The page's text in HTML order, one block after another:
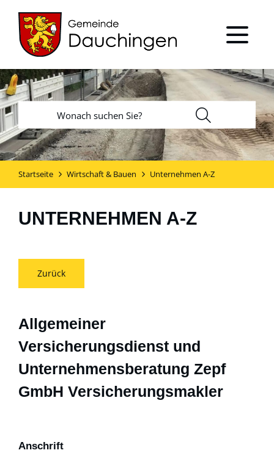
Startseite Wirtschaft & Bauen Unternehmen A-Z
UNTERNEHMEN A-Z
Zurück
Allgemeiner
Versicherungsdienst und
Unternehmensberatung Zepf
GmbH Versicherungsmakler
Anschrift